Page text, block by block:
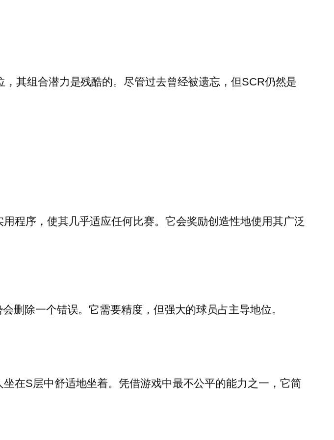
其组合潜力是残酷的。尽管过去曾经被遗忘，但SCR仍然是
程序，使其几乎适应任何比赛。它会奖励创造性地使用其广泛
删除一个错误。它需要精度，但强大的球员占主导地位。
在S层中舒适地坐着。凭借游戏中最不公平的能力之一，它简